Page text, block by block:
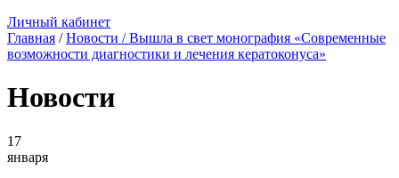
Личный кабинет
Главная /Новости / Вышла в свет монография «Современные
возможности диагностики и лечения кератоконуса»
Новости
17
января